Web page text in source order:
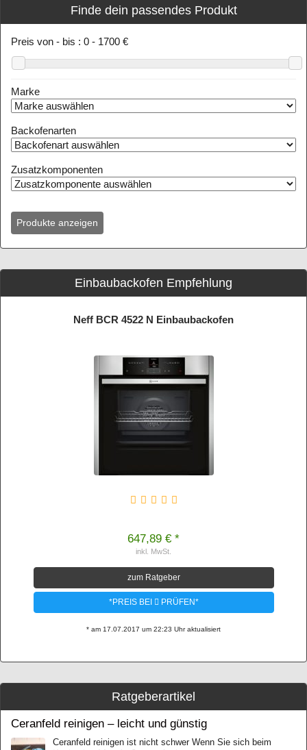
Finde dein passendes Produkt
Preis von - bis : 0 - 1700 €
Marke
Backofenarten
Zusatzkomponenten
Einbaubackofen Empfehlung
Neff BCR 4522 N Einbaubackofen
647,89 € *
inkl. MwSt.
zum Ratgeber
*PREIS BEI PRÜFEN*
* am 17.07.2017 um 22:23 Uhr aktualisiert
Ratgeberartikel
Ceranfeld reinigen – leicht und günstig
Ceranfeld reinigen ist nicht schwer Wenn Sie sich beim